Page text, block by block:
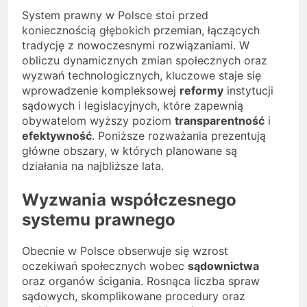
System prawny w Polsce stoi przed
koniecznością głębokich przemian, łączących
tradycję z nowoczesnymi rozwiązaniami. W
obliczu dynamicznych zmian społecznych oraz
wyzwań technologicznych, kluczowe staje się
wprowadzenie kompleksowej reformy instytucji
sądowych i legislacyjnych, które zapewnią
obywatelom wyższy poziom transparentność i
efektywność. Poniższe rozważania prezentują
główne obszary, w których planowane są
działania na najbliższe lata.
Wyzwania współczesnego
systemu prawnego
Obecnie w Polsce obserwuje się wzrost
oczekiwań społecznych wobec sądownictwa
oraz organów ścigania. Rosnąca liczba spraw
sądowych, skomplikowane procedury oraz